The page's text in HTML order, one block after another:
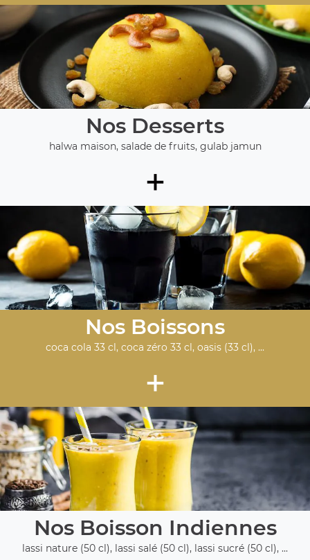
Nos Desserts
halwa maison, salade de fruits, gulab jamun
+
Nos Boissons
coca cola 33 cl, coca zéro 33 cl, oasis (33 cl), ...
+
Nos Boisson Indiennes
lassi nature (50 cl), lassi salé (50 cl), lassi sucré (50 cl), ...